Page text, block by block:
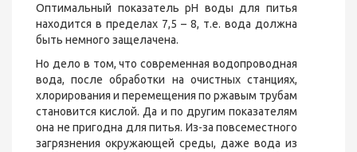
Оптимальный показатель pH воды для питья
находится в пределах 7,5 – 8, т.е. вода должна
быть немного защелачена.
Но дело в том, что современная водопроводная
вода, после обработки на очистных станциях,
хлорирования и перемещения по ржавым трубам
становится кислой. Да и по другим показателям
она не пригодна для питья. Из-за повсеместного
загрязнения окружающей среды, даже вода из